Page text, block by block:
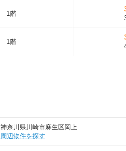
1階
1階
神奈川県川崎市麻生区岡上
周辺物件を探す